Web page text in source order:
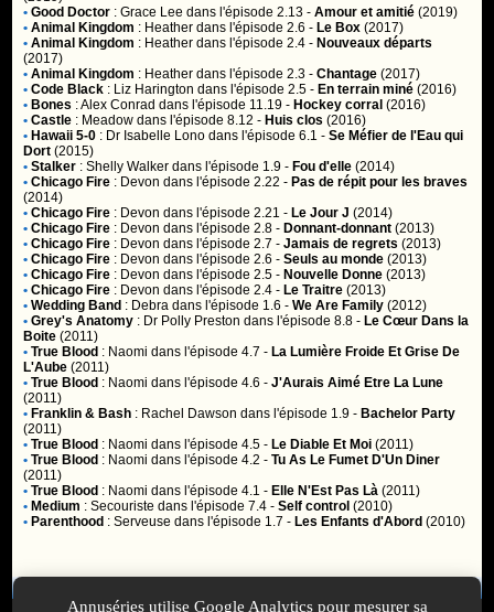
• Good Doctor :Grace Lee dans l'épisode 2.13 -Amour et amitié (2019)
• Animal Kingdom : Heather dans l'épisode 2.6 - Le Box (2017)
• Animal Kingdom : Heather dans l'épisode 2.4 - Nouveaux départs
(2017)
• Animal Kingdom : Heather dans l'épisode 2.3 -Chantage (2017)
• Code Black : Liz Harington dans l'épisode 2.5 - En terrain miné (2016)
• Bones :Alex Conrad dans l'épisode 11.19 - Hockey corral (2016)
• Castle : Meadow dans l'épisode 8.12 - Huis clos (2016)
• Hawaii 5-0 : Dr Isabelle Lono dans l'épisode 6.1 -Se Méfier de l'Eau qui
Dort (2015)
• Stalker :Shelly Walker dans l'épisode 1.9 - Fou d'elle (2014)
• Chicago Fire : Devon dans l'épisode 2.22 - Pas de répit pour les braves
(2014)
• Chicago Fire : Devon dans l'épisode 2.21 - Le Jour J (2014)
• Chicago Fire : Devon dans l'épisode 2.8 - Donnant-donnant (2013)
• Chicago Fire : Devon dans l'épisode 2.7 -Jamais de regrets (2013)
• Chicago Fire : Devon dans l'épisode 2.6 -Seuls au monde (2013)
• Chicago Fire : Devon dans l'épisode 2.5 - Nouvelle Donne (2013)
• Chicago Fire : Devon dans l'épisode 2.4 - Le Traitre (2013)
• Wedding Band : Debra dans l'épisode 1.6 -We Are Family (2012)
• Grey's Anatomy : Dr Polly Preston dans l'épisode 8.8 - Le Cœur Dans la
Boite (2011)
• True Blood : Naomi dans l'épisode 4.7 - La Lumière Froide Et Grise De
L'Aube (2011)
• True Blood : Naomi dans l'épisode 4.6 -J'Aurais Aimé Etre La Lune
(2011)
• Franklin & Bash : Rachel Dawson dans l'épisode 1.9 - Bachelor Party
(2011)
• True Blood : Naomi dans l'épisode 4.5 - Le Diable Et Moi (2011)
• True Blood : Naomi dans l'épisode 4.2 -Tu As Le Fumet D'Un Diner
(2011)
• True Blood : Naomi dans l'épisode 4.1 - Elle N'Est Pas Là (2011)
• Medium :Secouriste dans l'épisode 7.4 -Self control (2010)
• Parenthood :Serveuse dans l'épisode 1.7 - Les Enfants d'Abord (2010)
Annuséries utilise Google Analytics pour mesurer sa